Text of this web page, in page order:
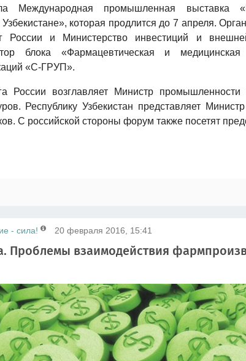
Международная промышленная
которая продлится до 7 апреля.
России и Министерство инвестиций и
блока «Фармацевтическая и
«С-ГРУП».
России возглавляет Министр промышленности
Республику Узбекистан представляет
С российской стороны форум также посетят
- сила! 20 февраля 2016, 15:41
Проблемы взаимодействия